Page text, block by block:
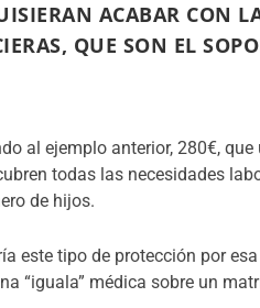
ACABAR CON
QUE SON EL
al ejemplo anterior, 280€,
todas las necesidades
de hijos.
este tipo de protección por
“iguala” médica sobre un